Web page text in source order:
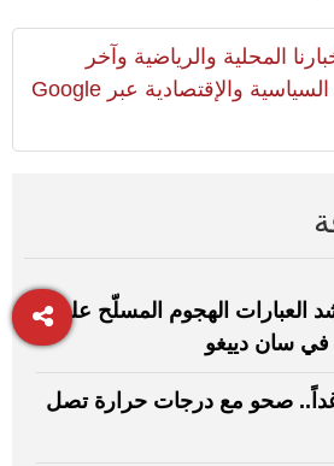
المحلية والرياضية وآخر
المستجدات السياسية والإقتصادية عبر Google
العبارات الهجوم المسلّح على
في سان دييغو
صحو مع درجات حرارة تصل